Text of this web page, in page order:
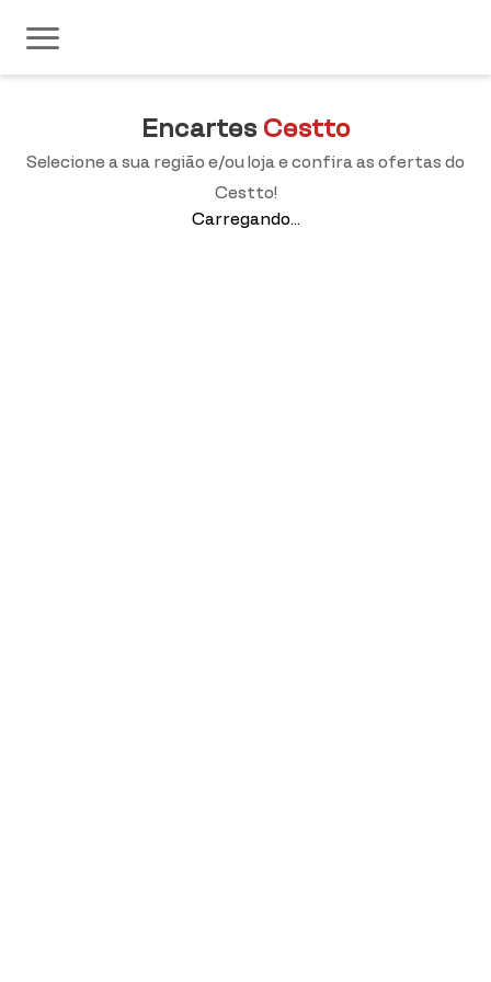
Encartes Cestto
Selecione a sua região e/ou loja e confira as ofertas do
Cestto!
Carregando...